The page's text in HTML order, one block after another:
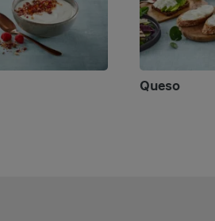
Queso